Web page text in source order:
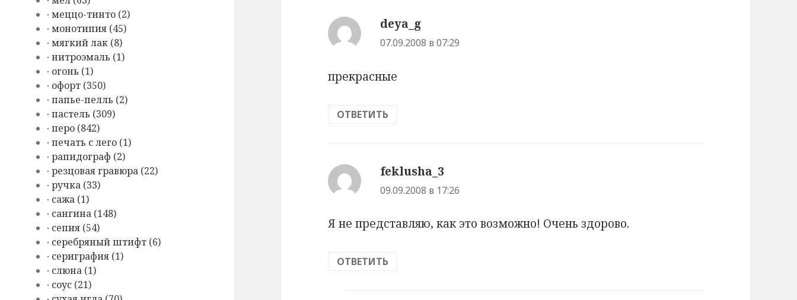
∙ меццо-тинто (2)
∙ монотипия (45)
∙ мягкий лак (8)
∙ нитроэмаль (1)
∙ огонь (1)
∙ офорт (350)
∙ папье-пелль (2)
∙ пастель (309)
∙ перо (842)
∙ печать с лего (1)
∙ рапидограф (2)
∙ резцовая гравюра (22)
∙ ручка (33)
∙ сажа (1)
∙ сангина (148)
∙ сепия (54)
∙ серебряный штифт (6)
∙ сериграфия (1)
∙ слюна (1)
∙ соус (21)
deya_g
07.09.2008 в 07:29
прекрасные
ОТВЕТИТЬ
feklusha_3
09.09.2008 в 17:26
Я не представляю, как это возможно! Очень здорово.
ОТВЕТИТЬ